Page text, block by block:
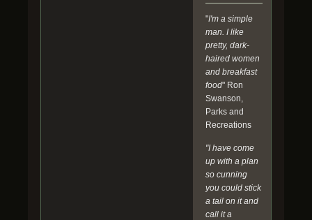
"I'm a simple
man. I like
pretty, dark-
haired women
and breakfast
food" Ron
Swanson,
Parks and
Recreations
"I have come
up with a plan
so cunning
you could stick
a tail on it and
call it a